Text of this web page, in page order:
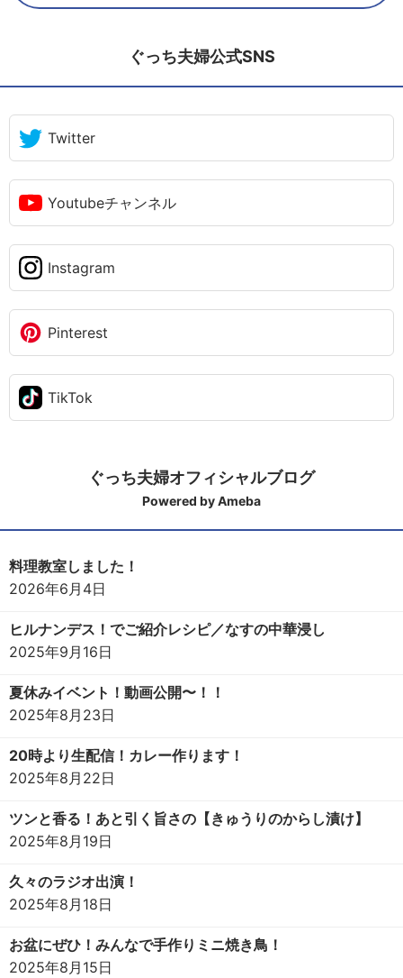
ぐっち夫婦公式SNS
Twitter
Youtubeチャンネル
Instagram
Pinterest
TikTok
ぐっち夫婦オフィシャルブログ
Powered by Ameba
料理教室しました！
2026年6月4日
ヒルナンデス！でご紹介レシピ／なすの中華浸し
2025年9月16日
夏休みイベント！動画公開〜！！
2025年8月23日
20時より生配信！カレー作ります！
2025年8月22日
ツンと香る！あと引く旨さの【きゅうりのからし漬け】
2025年8月19日
久々のラジオ出演！
2025年8月18日
お盆にぜひ！みんなで手作りミニ焼き鳥！
2025年8月15日